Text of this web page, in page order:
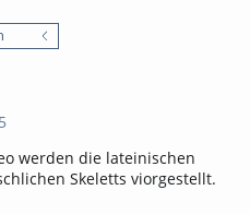
werden die lateinischen
Skeletts viorgestellt.